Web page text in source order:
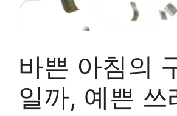
바쁜 아침의
일까, 예쁜 쓰